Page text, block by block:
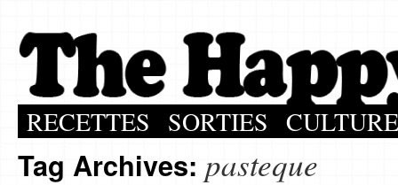
RECETTES SORTIES CULTURE
Tag Archives: pasteque